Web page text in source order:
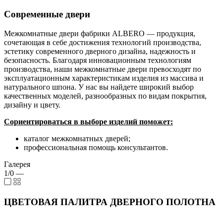
Современные двери
Межкомнатные двери фабрики ALBERO — продукция,
сочетающая в себе достижения технологий производства,
эстетику современного дверного дизайна, надежность и
безопасность. Благодаря инновационным технологиям
производства, наши межкомнатные двери превосходят по
эксплуатационным характеристикам изделия из массива и
натурального шпона. У нас вы найдете широкий выбор
качественных моделей, разнообразных по видам покрытия,
дизайну и цвету.
Сориентироваться в выборе изделий поможет:
каталог межкомнатных дверей;
профессиональная помощь консультантов.
Галерея
1/0 —
ЦВЕТОВАЯ ПАЛИТРА ДВЕРНОГО ПОЛОТНА